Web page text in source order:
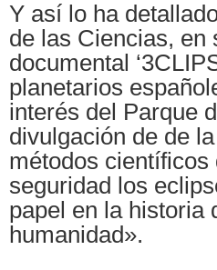
Y así lo ha
de las Ciencias, en
documental
planetarios
interés del Parque
divulgación de de
métodos científicos
seguridad los
papel en la historia
humanidad».